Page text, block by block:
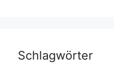
Schlagwörter